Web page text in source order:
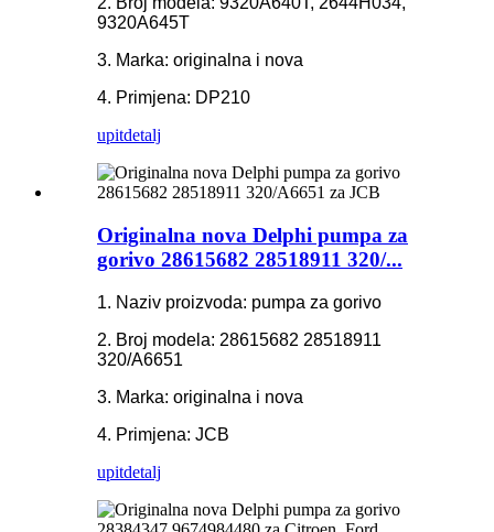
9320A645T
3. Marka: originalna i nova
4. Primjena: DP210
upitdetalj
Originalna nova Delphi pumpa za
gorivo 28615682 28518911 320/...
1. Naziv proizvoda: pumpa za gorivo
2. Broj modela: 28615682 28518911
320/A6651
3. Marka: originalna i nova
4. Primjena: JCB
upitdetalj